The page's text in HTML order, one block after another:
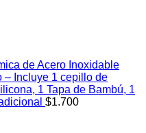
de Acero Inoxidable
– Incluye 1 cepillo de
1 Tapa de Bambú, 1
$1.700